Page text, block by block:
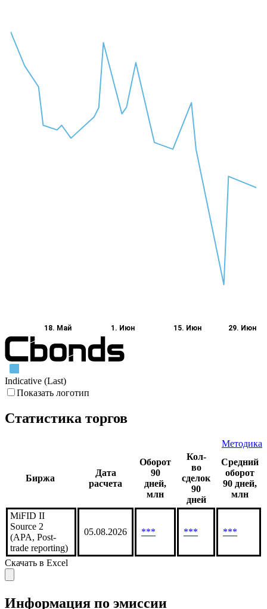
18. Май 1. Июн 15. Июн 29. Июн
Indicative (Last)
Показать логотип
Статистика торгов
Методика
Биржа
Дата
расчета
Оборот
90
дней,
млн
Кол-
во
сделок
90
дней
Средний
оборот
90 дней,
млн
MiFID II
Source 2
(APA, Post-
trade reporting)
05.08.2026 *** *** ***
Скачать в Excel
Информация по эмиссии